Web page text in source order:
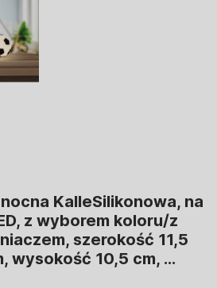
KalleSilikonowa, na
z wyborem koloru/z
szerokość 11,5
wysokość 10,5 cm, …